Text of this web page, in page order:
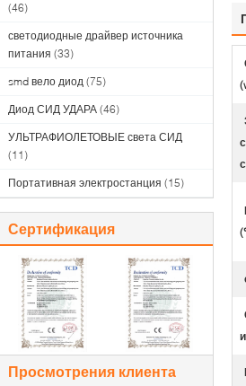
(46)
светодиодные драйвер источника
питания (33)
smd вело диод (75)
Диод СИД УДАРА (46)
УЛЬТРАФИОЛЕТОВЫЕ света СИД
(11)
Портативная электростанция (15)
Сертификация
Просмотрения клиента